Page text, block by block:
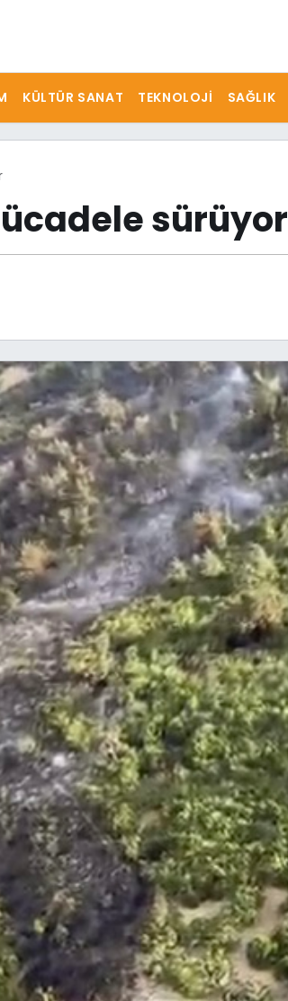
KÜLTÜR SANAT TEKNOLOJI SAĞLIK
sürüyor